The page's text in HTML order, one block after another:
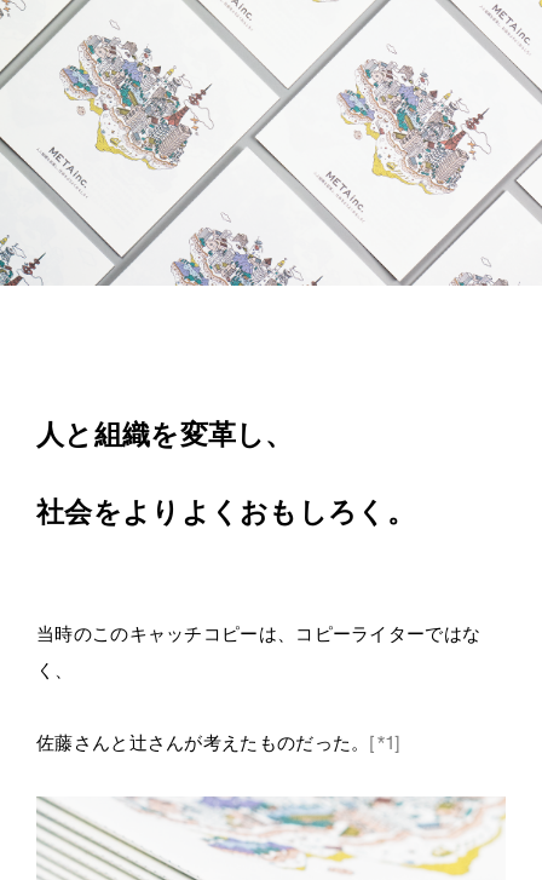
人と組織を変革し、
社会をよりよくおもしろく。
当時のこのキャッチコピーは、コピーライターではな
く、
佐藤さんと辻さんが考えたものだった。 [*1]